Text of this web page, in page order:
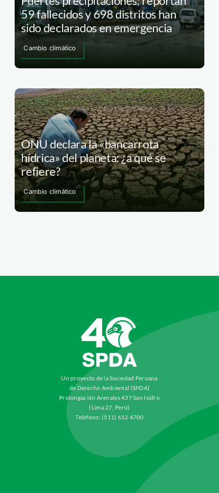
59 fallecidos y 698 distritos han
sido declarados en emergencia
Cambio climático
ONU declara la «bancarrota
hídrica» del planeta: ¿a qué se
refiere?
Cambio climático
Un proyecto de la Sociedad Peruana
de Derecho Ambiental (SPDA)
Prolongación Arenales 437 San Isidro
(Lima 27, Perú)
Teléfono: (511) 612 4700